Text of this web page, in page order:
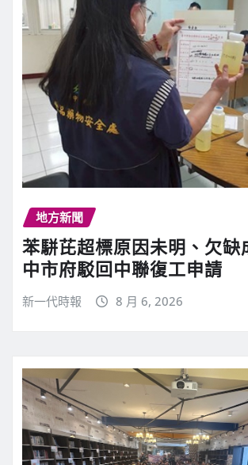
地方新聞
苯駢芘超標原因未明、欠缺
中市府駁回中聯復工申請
新一代時報 8 月 6, 2026